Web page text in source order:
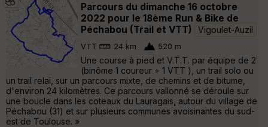
Parcours du dimanche 16 octobre
2022 pour le 18ème Run & Bike de
Péchabou (Trail et VTT)
Vigoulet-Auzil
VTT 24 km 520 m
Une course à pied et V.T.T. par équipe de 2
(binôme 1 coureur + 1 VTT ), un trail solo ou
un trail relai, sur un parcours mixte, de chemins et de bitume,
d'environ 24 kilomètres. Ce parcours vallonné se déroule sur
une boucle dans les coteaux du Lauragais, autour du village de
Péchabou (31) et sur plusieurs communes avoisinantes du sud-
est de Toulouse. »